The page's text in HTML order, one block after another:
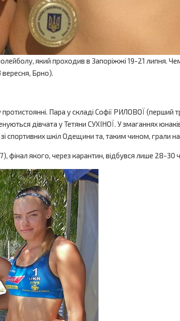
який проходив в Запоріжжі 19-21 липня.
вересня, Брно).
Пара у складі Софії РИЛОВОЇ (перший
дівчата у Тетяни СУХІНОЇ. У змаганнях
шкіл Одещини та, таким чином, грали на
якого, через карантин, відбувся лише 28-30